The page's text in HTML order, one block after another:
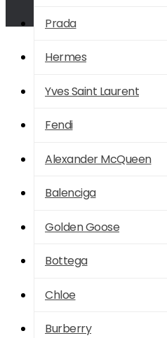
Prada
Hermes
Yves Saint Laurent
Fendi
Alexander McQueen
Balenciga
Golden Goose
Bottega
Chloe
Burberry